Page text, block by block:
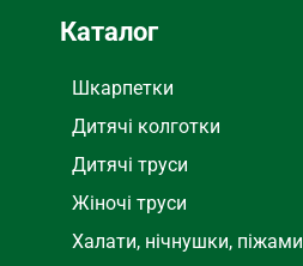
Каталог
Шкарпетки
Дитячі колготки
Дитячі труси
Жіночі труси
Халати, нічнушки, піжами